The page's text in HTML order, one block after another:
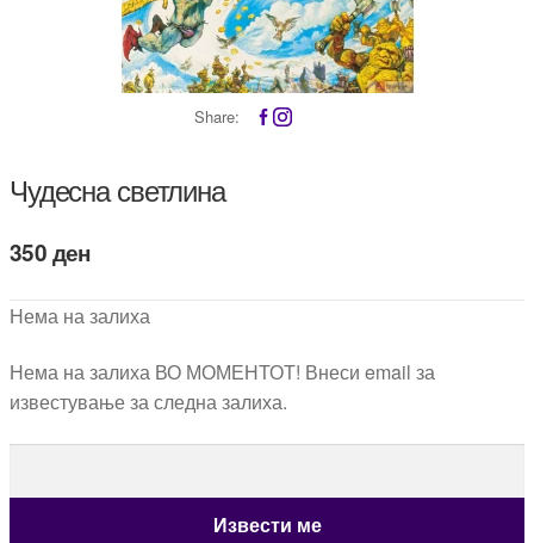
Share:
Чудесна светлина
350ден
Нема на залиха
Нема на залиха ВО МОМЕНТОТ! Внеси email за
известување за следна залиха.